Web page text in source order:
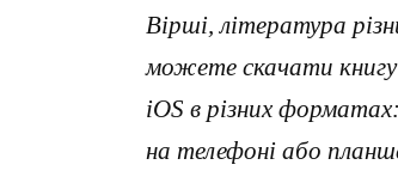
Вірші, література
можете скачати
iOS в різних
на телефоні або